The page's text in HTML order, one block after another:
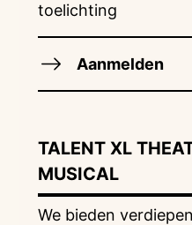
toelichting
Aanmelden
TALENT XL
MUSICAL
We bieden